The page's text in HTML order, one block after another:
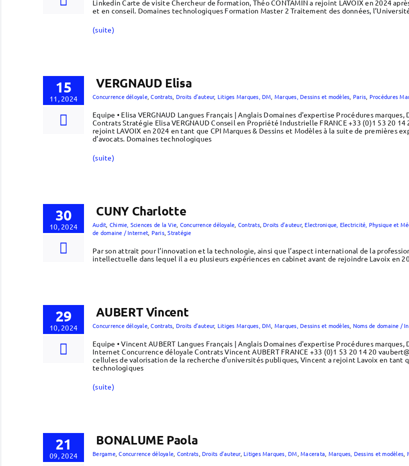
Linkedin Carte de visite Chercheur de formation, Théo CONTAMIN a rejoint LAVOIX en 2024
et en conseil. Domaines technologiques Formation Master 2 Traitement des données,
(suite)
15
11, 2024
VERGNAUD Elisa
Concurrence déloyale,Contrats Droits d’auteur, Litiges Marques, DM Marques, Dessins et modèles Paris Procédures
Equipe • Elisa VERGNAUD Langues Français | Anglais Domaines d'expertise Procédures
Contrats Stratégie Elisa VERGNAUD Conseil en Propriété Industrielle FRANCE +33 (0)1 53 20
rejoint LAVOIX en 2024 en tant que CPI Marques & Dessins et Modèles à la suite de premières
d’avocats. Domaines technologiques
(suite)
30
10, 2024
CUNY Charlotte
Audit Chimie, Sciences de la Vie Concurrence déloyale Contrats, Droits d’auteur, Electronique, Electricité, Physique et
de domaine / Internet Paris,Stratégie
Par son attrait pour l’innovation et la technologie, ainsi que l’aspect international de la
intellectuelle dans lequel il a eu plusieurs expériences en cabinet avant de rejoindre Lavoix en
29
10, 2024
AUBERT Vincent
Concurrence déloyale,Contrats Droits d’auteur, Litiges Marques, DM Marques, Dessins et modèles Noms de domaine /
Equipe • Vincent AUBERT Langues Français | Anglais Domaines d'expertise Procédures
Internet Concurrence déloyale Contrats Vincent AUBERT FRANCE +33 (0)1 53 20 14 20
cellules de valorisation de la recherche d’universités publiques, Vincent a rejoint Lavoix en tant
technologiques
(suite)
21
09, 2024
BONALUME Paola
Bergame,Concurrence déloyale Contrats Droits d’auteur, Litiges Marques, DM ,Macerata Marques, Dessins et modèles